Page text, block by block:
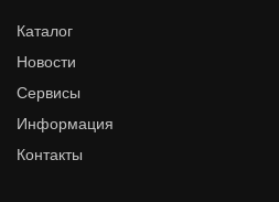
Каталог
Новости
Сервисы
Информация
Контакты